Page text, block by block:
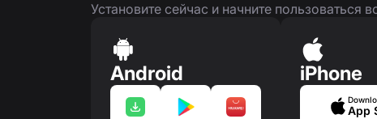
Установите сейчас и начните
Android iPhone
App